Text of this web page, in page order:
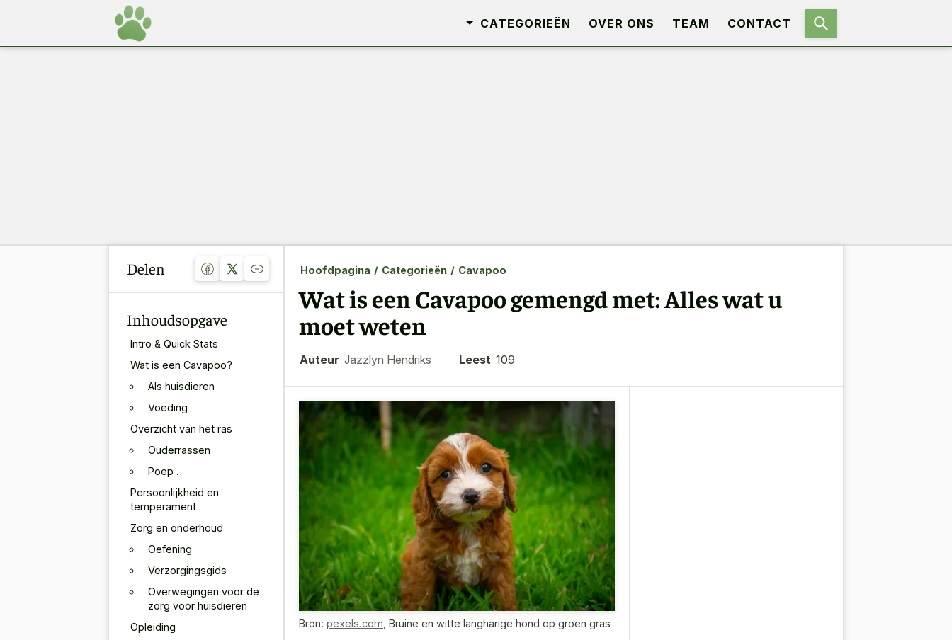
CATEGORIEËN OVER ONS TEAM CONTACT
Delen
Inhoudsopgave
Intro & Quick Stats
Wat is een Cavapoo?
Als huisdieren
Voeding
Overzicht van het ras
Ouderrassen
Poep .
Persoonlijkheid en
temperament
Zorg en onderhoud
Oefening
Verzorgingsgids
Overwegingen voor de
zorg voor huisdieren
Opleiding
Hoofdpagina / Categorieën / Cavapoo
Wat is een Cavapoo gemengd met: Alles wat u
moet weten
Auteur Jazzlyn Hendriks Leest 109
Bron: pexels.com Bruine en witte langharige hond op groen gras